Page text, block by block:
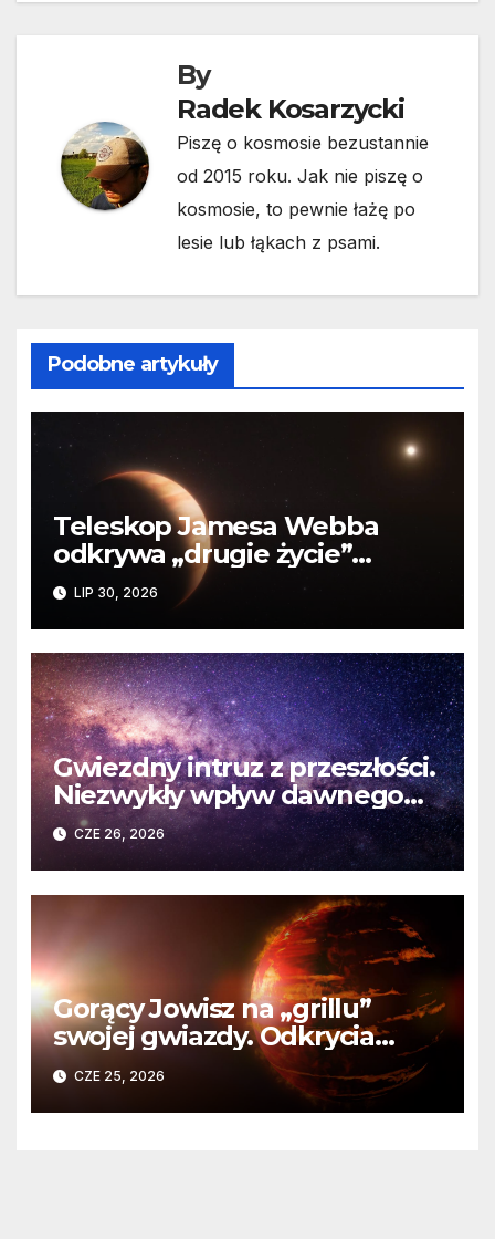
By
Radek Kosarzycki
Piszę o kosmosie bezustannie
od 2015 roku. Jak nie piszę o
kosmosie, to pewnie łażę po
lesie lub łąkach z psami.
Podobne artykuły
Teleskop Jamesa Webba
odkrywa „drugie życie”
planety krążącej wokół
martwej gwiazdy
LIP 30, 2026
Gwiezdny intruz z przeszłości.
Niezwykły wpływ dawnego
spotkania na komety Układu
Słonecznego
CZE 26, 2026
Gorący Jowisz na „grillu”
swojej gwiazdy. Odkrycia
Teleskopu Webba o HD
80606 b
CZE 25, 2026